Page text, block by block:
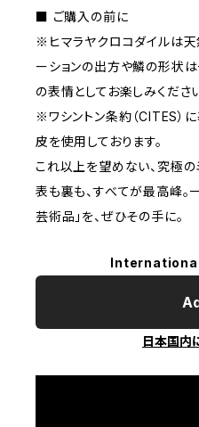
■ ご購入の前に
※ヒマラヤクロコダイルは天
ーションの出方や鱗の形状
の表情としてお楽しみくださ
※ワシントン条約（CITES）
皮を使用しております。
これ以上を望めない、究極の
表も裏も、すべてが最高峰。
芸術品」を、ぜひその手に。
日本国内